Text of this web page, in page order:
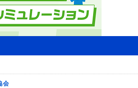
会